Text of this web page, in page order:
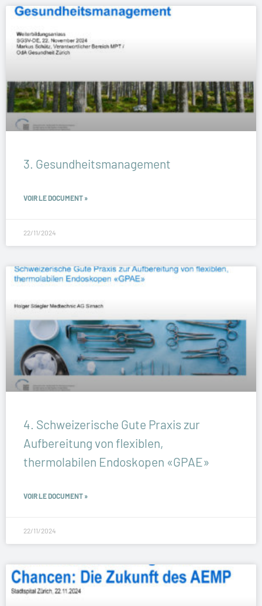
3. Gesundheitsmanagement
VOIR LE DOCUMENT »
22/11/2024
4. Schweizerische Gute Praxis zur
Aufbereitung von flexiblen,
thermolabilen Endoskopen «GPAE»
VOIR LE DOCUMENT »
22/11/2024